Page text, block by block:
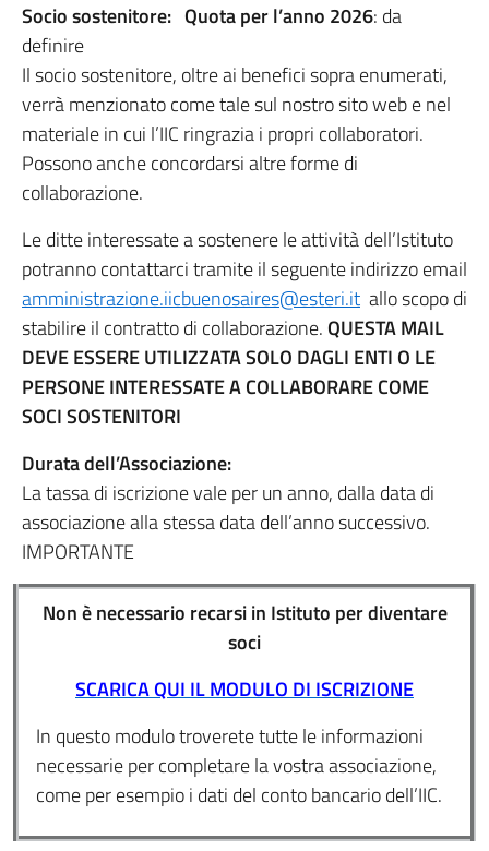
Socio sostenitore: Quota per l’anno 2026: da
definire
Il socio sostenitore, oltre ai benefici sopra enumerati,
verrà menzionato come tale sul nostro sito web e nel
materiale in cui l’IIC ringrazia i propri collaboratori.
Possono anche concordarsi altre forme di
collaborazione.
Le ditte interessate a sostenere le attività dell’Istituto
potranno contattarci tramite il seguente indirizzo email
amministrazione.iicbuenosaires@esteri.it allo scopo di
stabilire il contratto di collaborazione.QUESTA MAIL
DEVE ESSERE UTILIZZATA SOLO DAGLI ENTI O LE
PERSONE INTERESSATE A COLLABORARE COME
SOCI SOSTENITORI
Durata dell’Associazione:
La tassa di iscrizione vale per un anno, dalla data di
associazione alla stessa data dell’anno successivo.
IMPORTANTE
Non è necessario recarsi in Istituto per diventare
soci
SCARICA QUI IL MODULO DI ISCRIZIONE
In questo modulo troverete tutte le informazioni
necessarie per completare la vostra associazione,
come per esempio i dati del conto bancario dell’IIC.